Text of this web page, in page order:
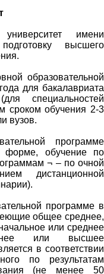
университет имени
высшего
образовательной
для бакалавриата
специальностей
сроком обучения 2-3
вузов.
программе
форме, обучение по
¬ – по очной
дистанционной
программе в
общее среднее,
или среднее
или высшее
в соответствии
по результатам
(не менее 50